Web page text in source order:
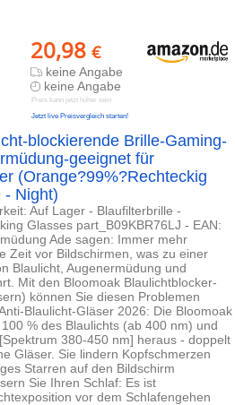
20,98 €
keine Angabe
keine Angabe
Preis kann jetzt höher sein
Jetzt live Preisvergleich starten!
blockierende Brille-Gaming-
geeignet für
(Orange?99%?Rechteckig
- Night)
Auf Lager - Blaufilterbrille -
Glasses part_B09KBR76LJ - EAN:
Ade sagen: Immer mehr
Zeit vor Bildschirmen, was zu einer
Blaulicht, Augenermüdung und
Mit den Bloomoak Blaulichtblocker-
können Sie diesen Problemen
Blaulicht-Gläser 2026: Die Bloomoak
% des Blaulichts (ab 400 nm) und
380-450 nm] heraus - doppelt
Gläser. Sie lindern Kopfschmerzen
Starren auf den Bildschirm
Sie Ihren Schlaf: Es ist
vor dem Schlafengehen